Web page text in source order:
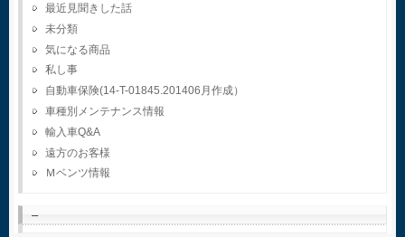
最近見聞きした話
未分類
気になる商品
私し事
自動車保険(14-T-01845.201406月作成）
車種別メンテナンス情報
輸入車Q&A
遠方のお客様
Ｍベンツ情報
–